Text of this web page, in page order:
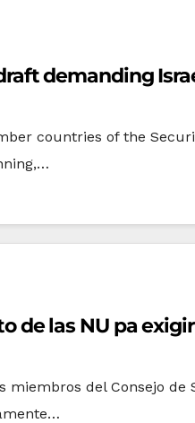
demanding
countries of the
de las NU pa
miembros del Consejo